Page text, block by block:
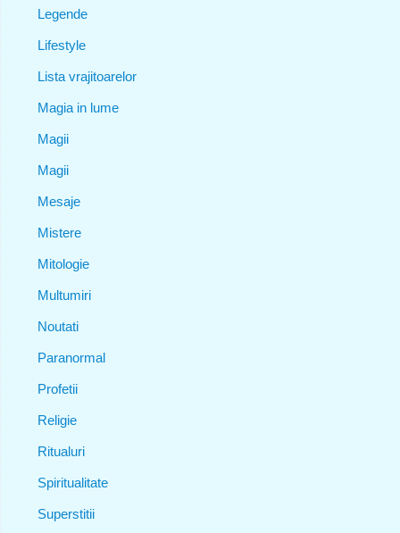
Legende
Lifestyle
Lista vrajitoarelor
Magia in lume
Magii
Magii
Mesaje
Mistere
Mitologie
Multumiri
Noutati
Paranormal
Profetii
Religie
Ritualuri
Spiritualitate
Superstitii